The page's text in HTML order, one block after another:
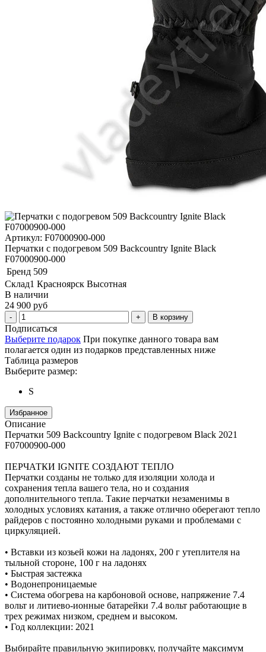
Артикул: F07000900-000
Перчатки с подогревом 509 Backcountry Ignite Black
F07000900-000
Бренд 509
Склад1 Красноярск Высотная
В наличии
24 900 руб
В корзину
Подписаться
Выберите подарок При покупке данного товара вам
полагается один из подарков представленных ниже
Таблица размеров
Выберите размер:
S
Избранное
Описание
Перчатки 509 Backcountry Ignite с подогревом Black 2021
F07000900-000
ПЕРЧАТКИ IGNITE СОЗДАЮТ ТЕПЛО
Перчатки созданы не только для изоляции холода и
сохранения тепла вашего тела, но и создания
дополнительного тепла. Такие перчатки незаменимы в
холодных условиях катания, а также отлично оберегают тепло
райдеров с постоянно холодными руками и проблемами с
циркуляцией.
• Вставки из козьей кожи на ладонях, 200 г утеплителя на
тыльной стороне, 100 г на ладонях
• Быстрая застежка
• Водонепроницаемые
• Система обогрева на карбоновой основе, напряжение 7.4
вольт и литиево-ионные батарейки 7.4 вольт работающие в
трех режимах низком, среднем и высоком.
• Год коллекции: 2021
Выбирайте правильную экипировку, получайте максимум